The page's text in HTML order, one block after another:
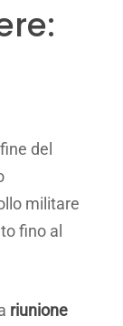
del
militare
fino al
riunione